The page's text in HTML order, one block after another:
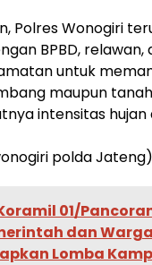
Polres Wonogiri
BPBD, relawan,
untuk
maupun
intensitas hujan
polda
01/
dan
Lomba